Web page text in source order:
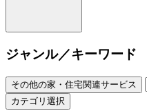
ジャンル／キーワード
その他の家・住宅関連サービス
カテゴリ選択